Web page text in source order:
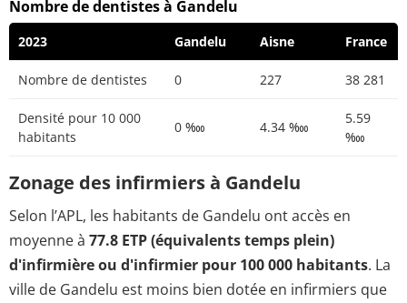
Nombre de dentistes à Gandelu
2023 Gandelu Aisne France
Nombre de dentistes 0 227 38 281
Densité pour 10 000
habitants
0 ‱ 4.34 ‱
5.59
‱
Zonage des infirmiers à Gandelu
Selon l’APL, les habitants de Gandelu ont accès en
moyenne à 77.8 ETP (équivalents temps plein)
d'infirmière ou d'infirmier pour 100 000 habitants. La
ville de Gandelu est moins bien dotée en infirmiers que